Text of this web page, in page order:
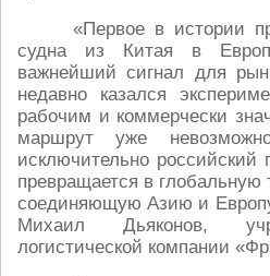
«Первое в истории
судна из Китая в
важнейший сигнал для
недавно казался
рабочим и коммерчески
маршрут уже
исключительно российский
превращается в глобальную
соединяющую Азию и
Михаил Дьяконов,
логистической компании